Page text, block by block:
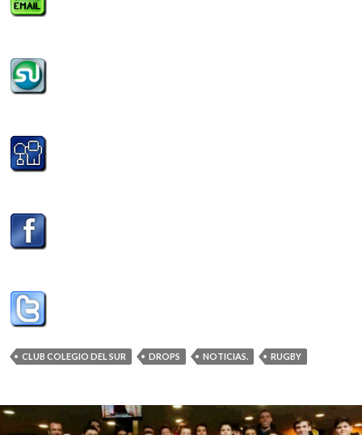
CLUB COLEGIO DEL SUR DROPS NOTICIAS. RUGBY